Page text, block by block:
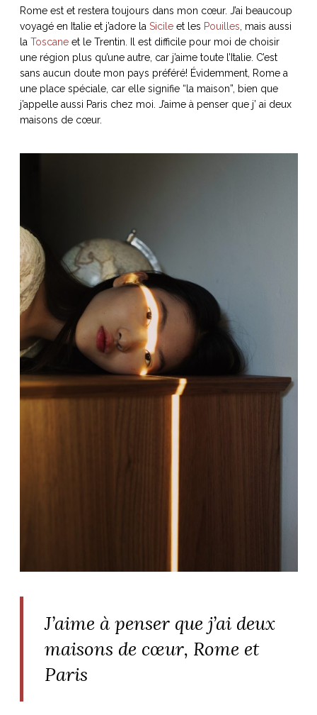
Rome est et restera toujours dans mon cœur. J’ai beaucoup
voyagé en Italie et j’adore la Sicileet les Pouilles, mais aussi
la Toscaneet le Trentin. Il est difficile pour moi de choisir
une région plus qu’une autre, car j’aime toute l’Italie. C’est
sans aucun doute mon pays préféré! Évidemment, Rome a
une place spéciale, car elle signifie “la maison”, bien que
j’appelle aussi Paris chez moi. J’aime à penser que j’ ai deux
maisons de cœur.
J’aime à penser que j’ai deux
maisons de cœur, Rome et
Paris